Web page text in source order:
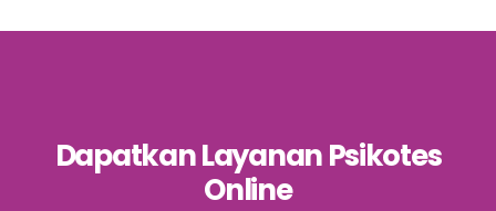
Dapatkan Layanan Psikotes
Online